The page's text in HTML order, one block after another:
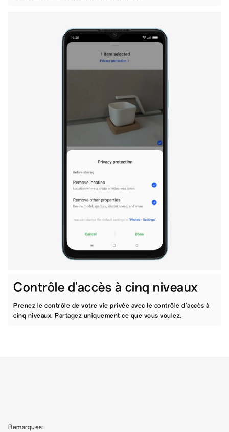
Contrôle d'accès à cinq niveaux
Prenez le contrôle de votre vie privée avec le contrôle d'accès à
cinq niveaux. Partagez uniquement ce que vous voulez.
Remarques: